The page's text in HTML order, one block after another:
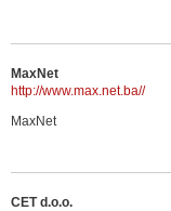
MaxNet
http://www.max.net.ba//
MaxNet
CET d.o.o.